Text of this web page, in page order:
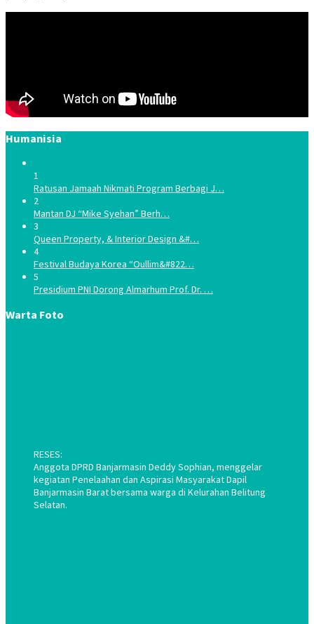
Humanisia
1
Ratusan Jamaah Nikmati Program Berbagi J…
2
Mantan DJ “Mike Syehan” Berh…
3
Queen Property, & Interior Design &#…
4
Festival Budaya Korea “Oullim&#822…
5
Presidium PNI Dorong Almarhum Prof. Dr. …
Warta Foto
RESES:
Anggota DPRD Banjarmasin Deddy Sophian, menggelar
kegiatan Penelaahan dan Aspirasi Masyarakat Dapil
Banjarmasin Barat bersama warga di Kelurahan Belitung
Selatan.